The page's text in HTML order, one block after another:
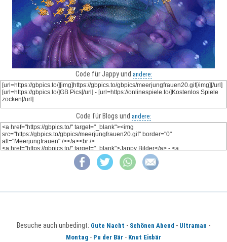
Code für Jappy und andere:
Code für Blogs und andere:
Besuche auch unbedingt: Gute Nacht - Schönen Abend - Ultraman -
Montag - Pu der Bär - Knut Eisbär